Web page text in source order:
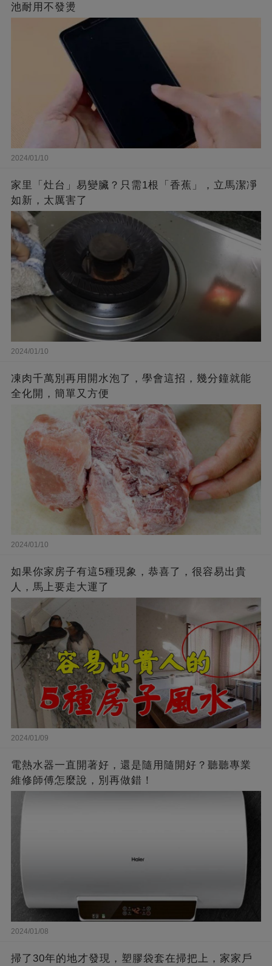
池耐用不發燙
2024/01/10
家里「灶台」易變臟？只需1根「香蕉」，立馬潔凈
如新，太厲害了
2024/01/10
凍肉千萬別再用開水泡了，學會這招，幾分鐘就能
全化開，簡單又方便
2024/01/10
如果你家房子有這5種現象，恭喜了，很容易出貴
人，馬上要走大運了
2024/01/09
電熱水器一直開著好，還是隨用隨開好？聽聽專業
維修師傅怎麼說，別再做錯！
2024/01/08
掃了30年的地才發現，塑膠袋套在掃把上，家家戶